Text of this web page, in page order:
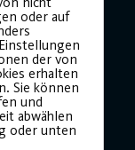
oder auf
der von
erhalten
Sie können
und
abwählen
oder unten